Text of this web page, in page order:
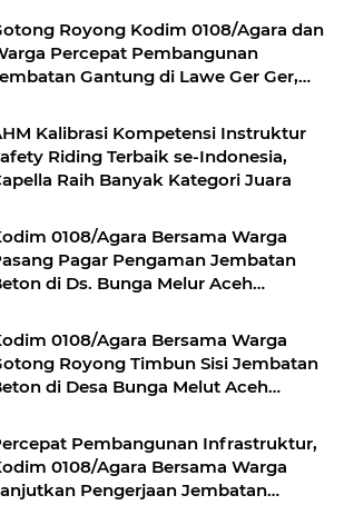
Royong Kodim 0108/Agara dan
Percepat Pembangunan
Gantung di Lawe Ger Ger,
Kalibrasi Kompetensi Instruktur
Riding Terbaik se-Indonesia,
Raih Banyak Kategori Juara
0108/Agara Bersama Warga
Pagar Pengaman Jembatan
di Ds. Bunga Melur Aceh
0108/Agara Bersama Warga
Royong Timbun Sisi Jembatan
di Desa Bunga Melut Aceh
Pembangunan Infrastruktur,
0108/Agara Bersama Warga
Pengerjaan Jembatan